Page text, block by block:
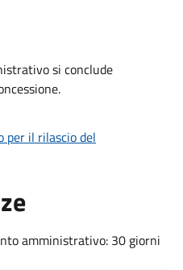
si conclude
per il rilascio del
amministrativo: 30 giorni